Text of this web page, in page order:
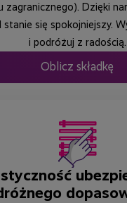
zagranicznego). Dzięki
stanie się spokojniejszy.
i podróżuj z radością.
Oblicz składkę